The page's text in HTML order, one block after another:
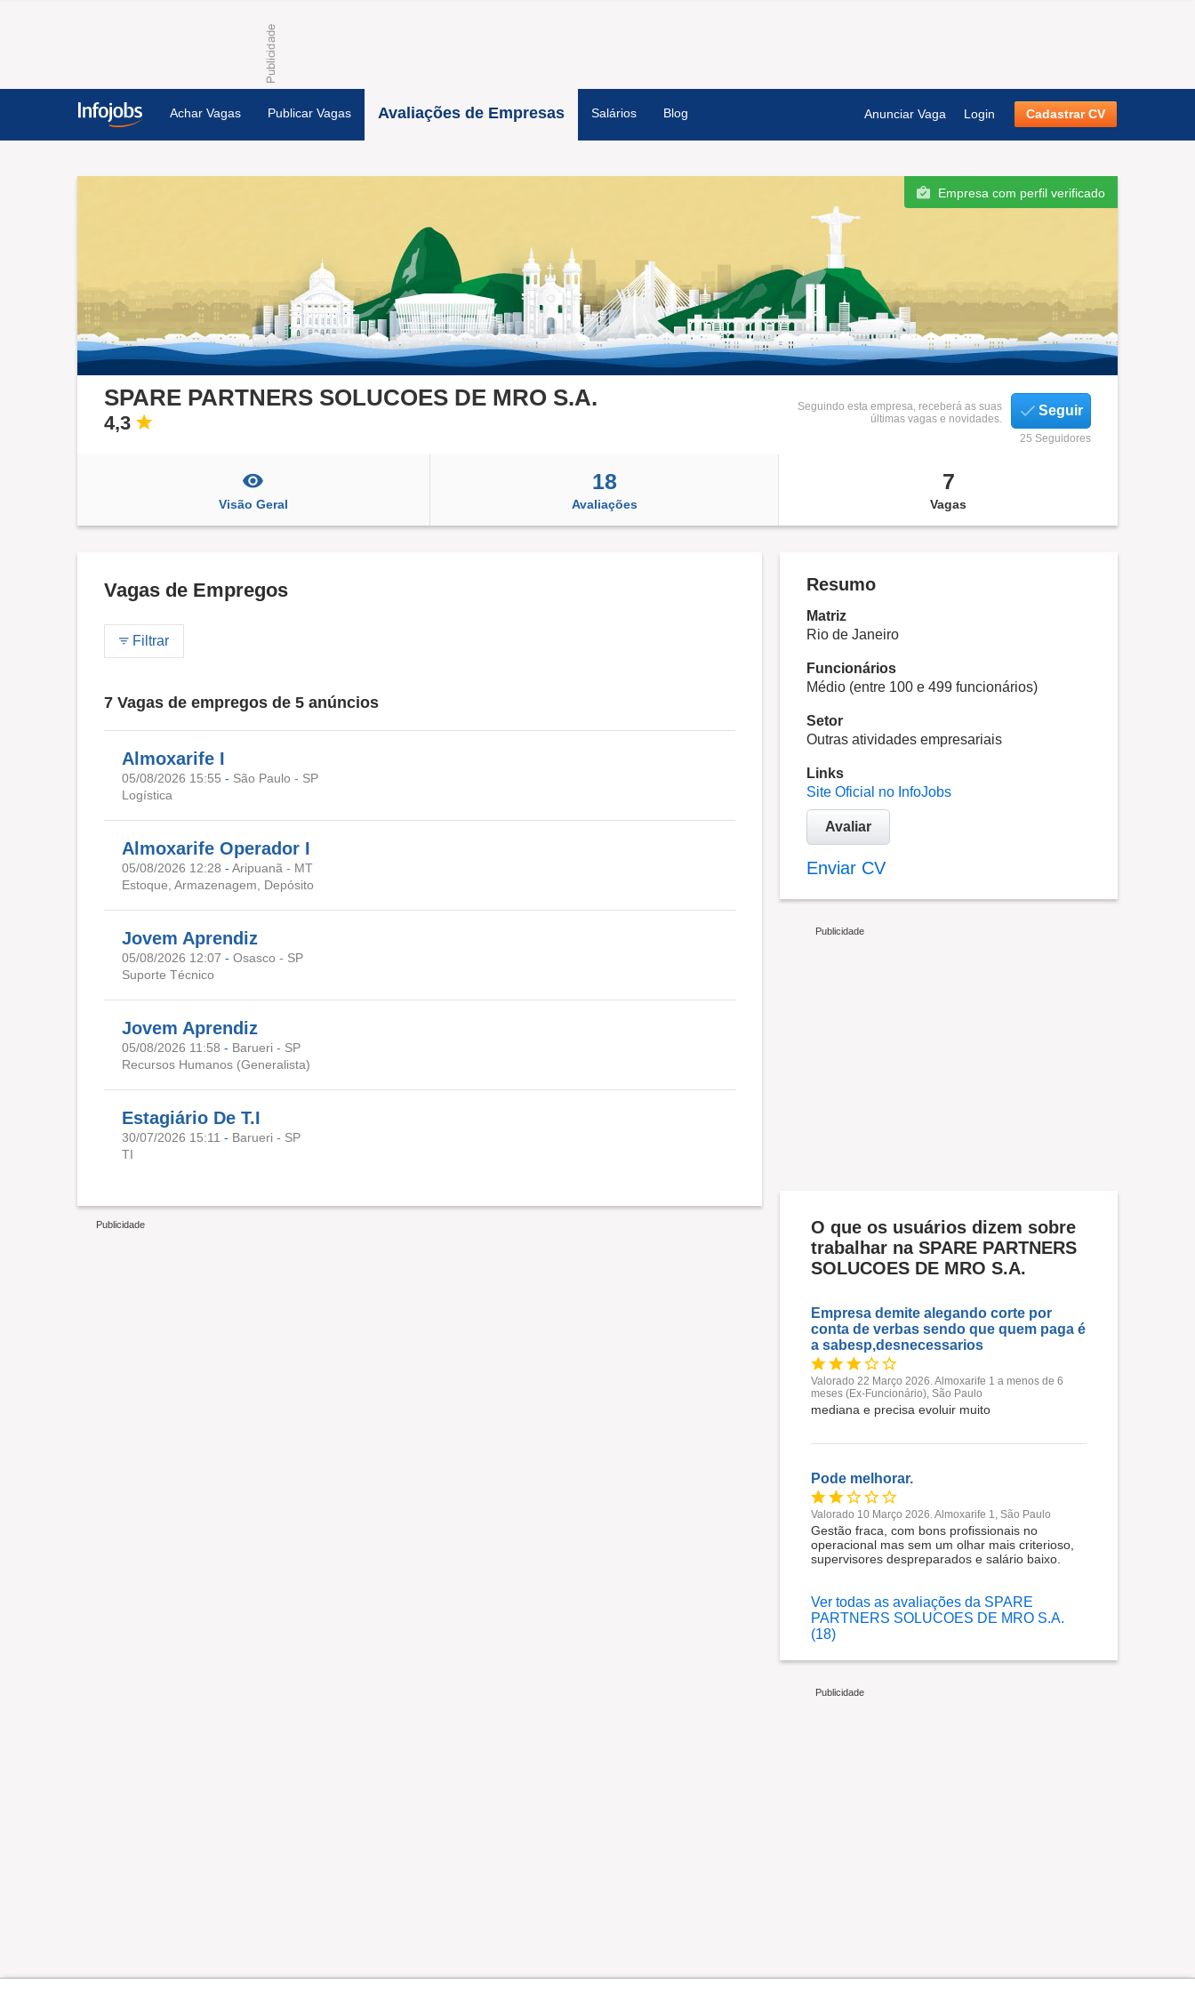
Achar Vagas Publicar Vagas Avaliações de Empresas Salários Blog Anunciar Vaga Login Cadastrar CV
Empresa com perfil verificado
SPARE PARTNERS SOLUCOES DE MRO S.A.
4,3
Seguindo esta empresa, receberá as suas
últimas vagas e novidades.
Seguir
25 Seguidores
Visão Geral
18
Avaliações
7
Vagas
Vagas de Empregos
Filtrar
7 Vagas de empregos de 5 anúncios
Almoxarife I
05/08/2026 15:55 - São Paulo - SP
Logística
Almoxarife Operador I
05/08/2026 12:28 - Aripuanã - MT
Estoque, Armazenagem, Depósito
Jovem Aprendiz
05/08/2026 12:07 - Osasco - SP
Suporte Técnico
Jovem Aprendiz
05/08/2026 11:58 - Barueri - SP
Recursos Humanos (Generalista)
Estagiário De T.I
30/07/2026 15:11 - Barueri - SP
TI
Resumo
Matriz
Rio de Janeiro
Funcionários
Médio (entre 100 e 499 funcionários)
Setor
Outras atividades empresariais
Links
Site Oficial no InfoJobs
Avaliar
Enviar CV
O que os usuários dizem sobre
trabalhar na SPARE PARTNERS
SOLUCOES DE MRO S.A.
Empresa demite alegando corte por
conta de verbas sendo que quem paga é
a sabesp,desnecessarios
Valorado 22 Março 2026. Almoxarife 1 a menos de 6
meses (Ex-Funcionário), São Paulo
mediana e precisa evoluir muito
Pode melhorar.
Valorado 10 Março 2026. Almoxarife 1, São Paulo
Gestão fraca, com bons profissionais no
operacional mas sem um olhar mais criterioso,
supervisores despreparados e salário baixo.
Ver todas as avaliações da SPARE
PARTNERS SOLUCOES DE MRO S.A.
(18)